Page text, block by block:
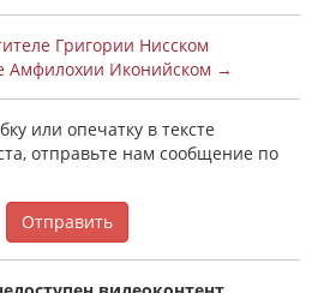
Григории Нисском
Амфилохии Иконийском →
или опечатку в тексте
отправьте нам сообщение по
Отправить